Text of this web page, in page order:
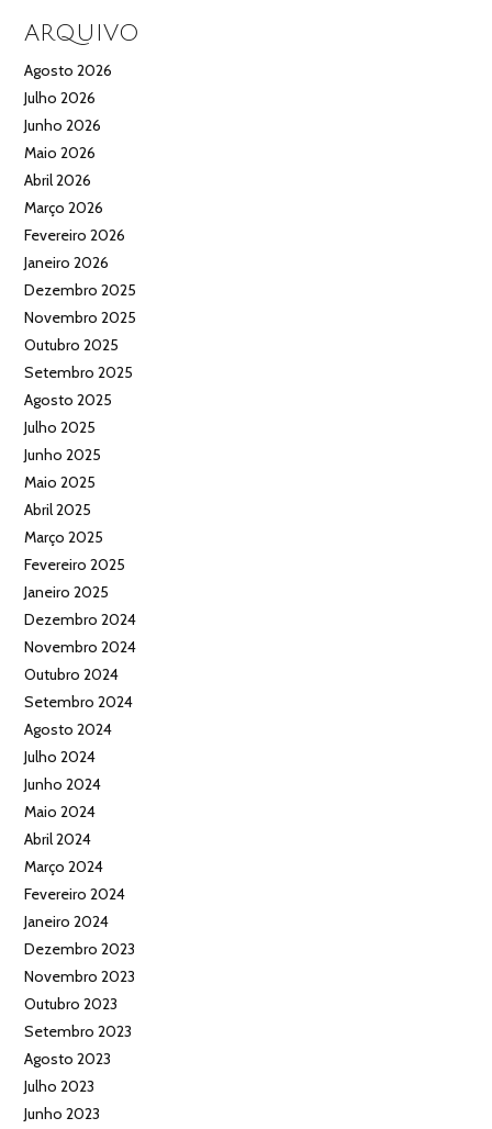
ARQUIVO
Agosto 2026
Julho 2026
Junho 2026
Maio 2026
Abril 2026
Março 2026
Fevereiro 2026
Janeiro 2026
Dezembro 2025
Novembro 2025
Outubro 2025
Setembro 2025
Agosto 2025
Julho 2025
Junho 2025
Maio 2025
Abril 2025
Março 2025
Fevereiro 2025
Janeiro 2025
Dezembro 2024
Novembro 2024
Outubro 2024
Setembro 2024
Agosto 2024
Julho 2024
Junho 2024
Maio 2024
Abril 2024
Março 2024
Fevereiro 2024
Janeiro 2024
Dezembro 2023
Novembro 2023
Outubro 2023
Setembro 2023
Agosto 2023
Julho 2023
Junho 2023